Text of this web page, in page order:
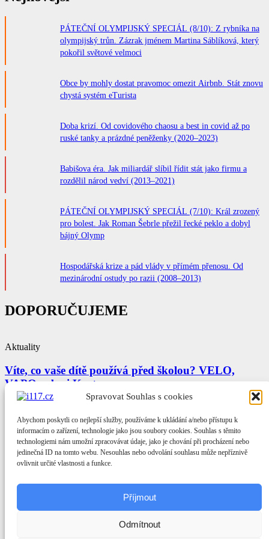
Spravovat Souhlas s cookies
Abychom poskytli co nejlepší služby, používáme k ukládání a/nebo přístupu k
informacím o zařízení, technologie jako jsou soubory cookies. Souhlas s těmito
technologiemi nám umožní zpracovávat údaje, jako je chování při procházení nebo
jedinečná ID na tomto webu. Nesouhlas nebo odvolání souhlasu může nepříznivě
ovlivnit určité vlastnosti a funkce.
Příjmout
Odmítnout
PÁTEČNÍ OLYMPIJSKÝ SPECIÁL (8/10): Z rybníka na
olympijský trůn. Zázrak jménem Martina Sáblíková, který
pokořil světové velmoci
Obce by mohly dostat pravomoc omezit Airbnb. Stát znovu
chystá systém eTurista
Doba krizí. Od covidového chaosu a best in covid až po
ruské tanky a prázdné peněženky (2020–2023)
Babišova éra. Jak miliardář slíbil řídit stát jako firmu a
rozdělil národ vedví (2013–2021)
PÁTEČNÍ OLYMPIJSKÝ SPECIÁL (7/10): Král zrozený
pro bolest. Jak Roman Šebrle přežil řecké peklo a dobyl
bájný Olymp
Hospodářská krize a pád vlády v přímém přenosu. Od
mezinárodní ostudy po razii (2008–2013)
DOPORUČUJEME
Aktuality
Víte, co vaše dítě používá před školou? VELO,
VAPO nebo i Kratom
Redakce a kontakty
Všeobecné obchodní podmínky
Zásady cookies (EU)
Všeobecné obchodní podmínky
Zásady cookies (EU)